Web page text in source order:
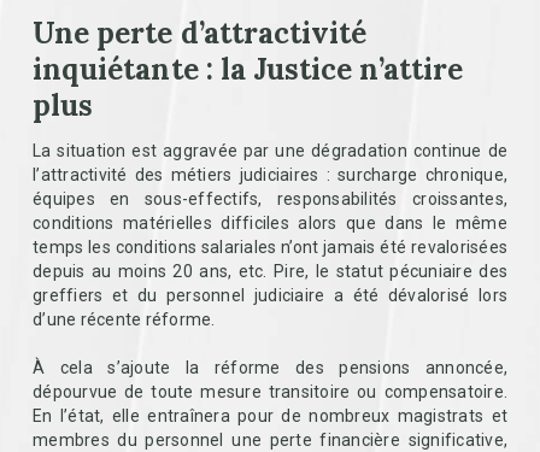
Une perte d’attractivité
inquiétante : la Justice n’attire
plus
La situation est aggravée par une dégradation continue de
l’attractivité des métiers judiciaires : surcharge chronique,
équipes en sous-effectifs, responsabilités croissantes,
conditions matérielles difficiles alors que dans le même
temps les conditions salariales n’ont jamais été revalorisées
depuis au moins 20 ans, etc. Pire, le statut pécuniaire des
greffiers et du personnel judiciaire a été dévalorisé lors
d’une récente réforme.
À cela s’ajoute la réforme des pensions annoncée,
dépourvue de toute mesure transitoire ou compensatoire.
En l’état, elle entraînera pour de nombreux magistrats et
membres du personnel une perte financière significative,